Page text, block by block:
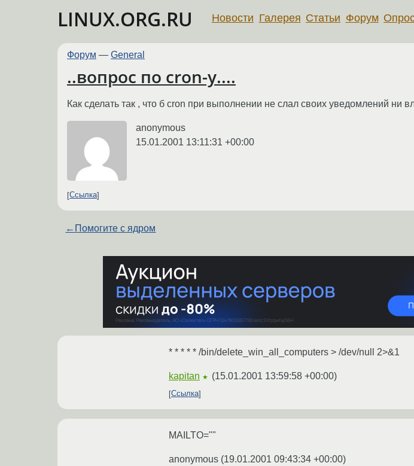
LINUX.ORG.RU Новости Галерея Статьи Форум
Форум — General
..вопрос по cron-у....
Как сделать так , что б cron при выполнении не слал своих уведомлений ни
anonymous
15.01.2001 13:11:31 +00:00
Ссылка
← Помогите с ядром
* * * * * /bin/delete_win_all_computers > /dev/null 2>&1
kapitan ★ (15.01.2001 13:59:58 +00:00)
Ссылка
MAILTO=""
anonymous (19.01.2001 09:43:34 +00:00)